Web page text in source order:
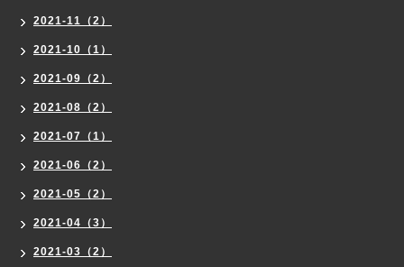
2021-11（2）
2021-10（1）
2021-09（2）
2021-08（2）
2021-07（1）
2021-06（2）
2021-05（2）
2021-04（3）
2021-03（2）